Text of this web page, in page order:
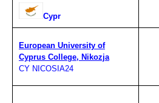
Cypr
European University of
Cyprus College, Nikozja
CY NICOSIA24